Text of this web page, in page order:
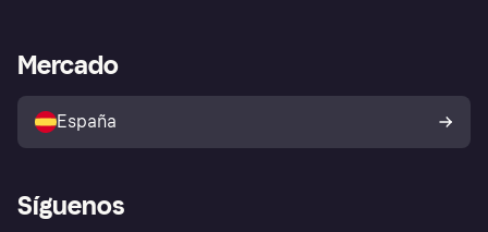
Directorio de tiendas
Política de protección al
comprador de Klarna
Reclamaciones
Acceso empresas
Mercado
España
Síguenos